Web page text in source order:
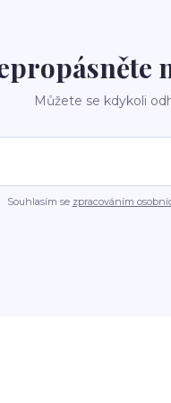
Můžete se kdykoli
Souhlasím se zpracováním